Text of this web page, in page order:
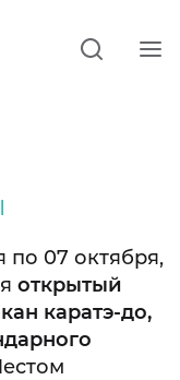
по 07 октября,
открытый
каратэ-до,